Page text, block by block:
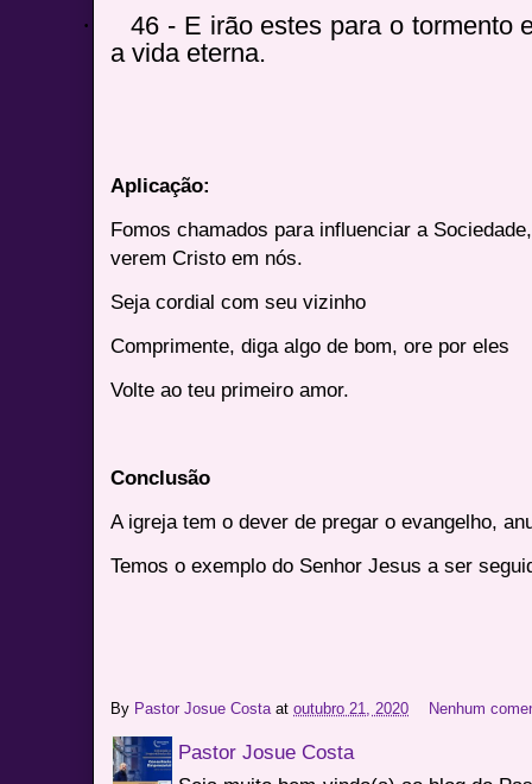
·
46 - E irão estes para o tormento
a vida eterna.
Aplicação:
Fomos chamados para influenciar a
verem Cristo em nós.
Seja cordial com seu vizinho
Comprimente, diga algo de bom, ore por eles
Volte ao teu primeiro amor.
Conclusão
A igreja tem o dever de pregar o evangelho,
Temos o exemplo do Senhor Jesus a ser
By Pastor Josue Costa atoutubro 21, 2020 Nenhum
Pastor Josue Costa